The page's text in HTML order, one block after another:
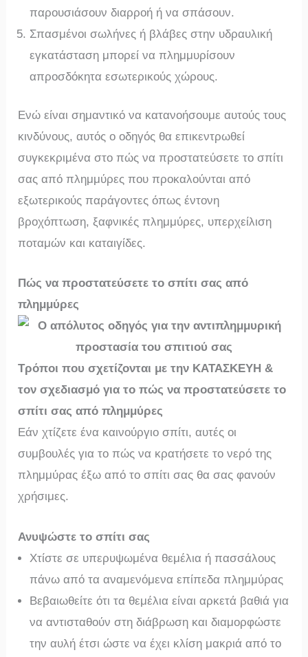
παρουσιάσουν διαρροή ή να σπάσουν.
Σπασμένοι σωλήνες ή βλάβες στην υδραυλική
εγκατάσταση μπορεί να πλημμυρίσουν
απροσδόκητα εσωτερικούς χώρους.
Ενώ είναι σημαντικό να κατανοήσουμε αυτούς τους
κινδύνους, αυτός ο οδηγός θα επικεντρωθεί
συγκεκριμένα στο πώς να προστατεύσετε το σπίτι
σας από πλημμύρες που προκαλούνται από
εξωτερικούς παράγοντες όπως έντονη
βροχόπτωση, ξαφνικές πλημμύρες, υπερχείλιση
ποταμών και καταιγίδες.
Πώς να προστατεύσετε το σπίτι σας από
πλημμύρες
Τρόποι που σχετίζονται με την ΚΑΤΑΣΚΕΥΗ &
τον σχεδιασμό για το πώς να προστατεύσετε το
σπίτι σας από πλημμύρες
Εάν χτίζετε ένα καινούργιο σπίτι, αυτές οι
συμβουλές για το πώς να κρατήσετε το νερό της
πλημμύρας έξω από το σπίτι σας θα σας φανούν
χρήσιμες.
Ανυψώστε το σπίτι σας
Χτίστε σε υπερυψωμένα θεμέλια ή πασσάλους
πάνω από τα αναμενόμενα επίπεδα πλημμύρας
Βεβαιωθείτε ότι τα θεμέλια είναι αρκετά βαθιά για
να αντισταθούν στη διάβρωση και διαμορφώστε
την αυλή έτσι ώστε να έχει κλίση μακριά από το